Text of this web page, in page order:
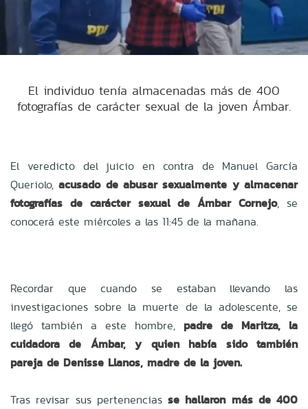
El individuo tenía almacenadas más de 400
fotografías de carácter sexual de la joven Ámbar.
El veredicto del juicio en contra de Manuel García
Queriolo,acusado de abusar sexualmente y almacenar
fotografías de carácter sexual de Ámbar Cornejo, se
conocerá este miércoles a las 11:45 de la mañana.
Recordar que cuando se estaban llevando las
investigaciones sobre la muerte de la adolescente, se
llegó también a este hombre, padre de Maritza, la
cuidadora de Ámbar, y quien había sido también
pareja de Denisse Llanos, madre de la joven.
Tras revisar sus pertenencias se hallaron más de 400